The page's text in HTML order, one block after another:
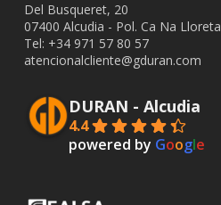
Del Busqueret, 20
07400 Alcudia - Pol. Ca Na Lloreta
Tel: +34 971 57 80 57
atencionalcliente@gduran.com
DURAN - Alcudia
4.4
powered by Google